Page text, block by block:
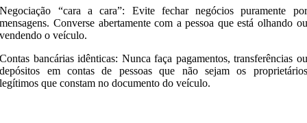
​Negociação “cara a cara”: Evite fechar negócios puramente por
mensagens. Converse abertamente com a pessoa que está olhando ou
vendendo o veículo.
​Contas bancárias idênticas: Nunca faça pagamentos, transferências ou
depósitos em contas de pessoas que não sejam os proprietários
legítimos que constam no documento do veículo.